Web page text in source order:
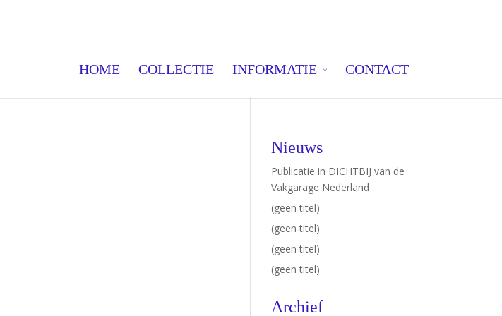
HOME COLLECTIE INFORMATIE CONTACT
Nieuws
Publicatie in DICHTBIJ van de
Vakgarage Nederland
(geen titel)
(geen titel)
(geen titel)
(geen titel)
Archief